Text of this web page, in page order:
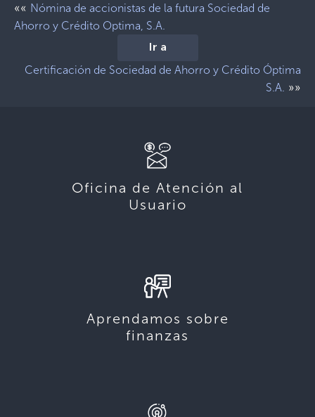
«« Nómina de accionistas de la futura Sociedad de
Ahorro y Crédito Optima, S.A.
Ir a
Certificación de Sociedad de Ahorro y Crédito Óptima
S.A. »»
Oficina de Atención al
Usuario
Aprendamos sobre
finanzas